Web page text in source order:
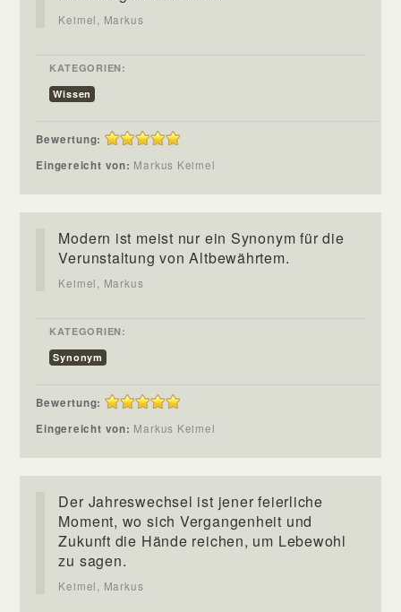
Keimel, Markus
KATEGORIEN:
Wissen
Bewertung:
Eingereicht von: Markus Keimel
Modern ist meist nur ein Synonym für die
Verunstaltung von Altbewährtem.
Keimel, Markus
KATEGORIEN:
Synonym
Bewertung:
Eingereicht von: Markus Keimel
Der Jahreswechsel ist jener feierliche
Moment, wo sich Vergangenheit und
Zukunft die Hände reichen, um Lebewohl
zu sagen.
Keimel, Markus